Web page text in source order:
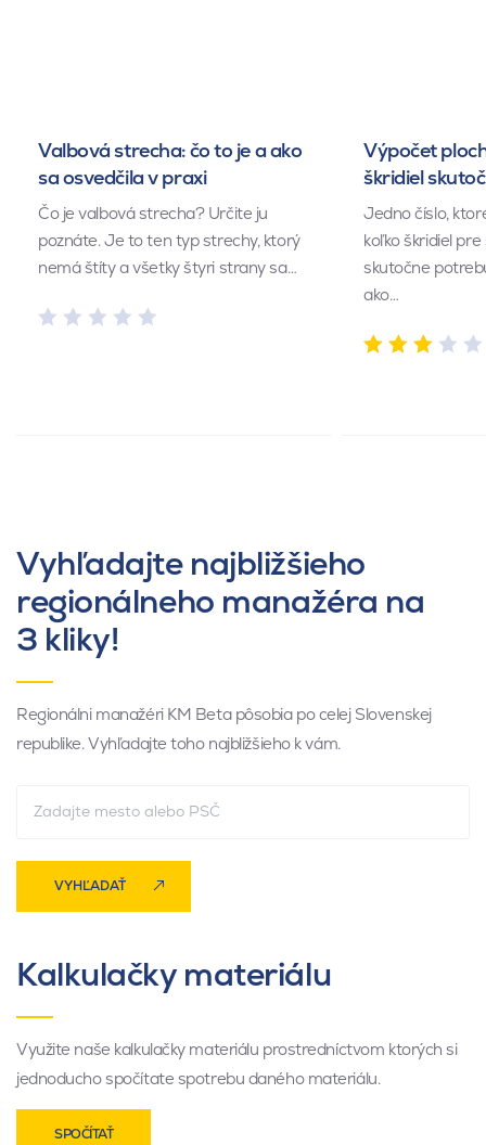
Valbová strecha: čo to je a ako
sa osvedčila v praxi
Čo je valbová strecha? Určite ju
poznáte. Je to ten typ strechy, ktorý
nemá štíty a všetky štyri strany sa…
Výpočet
škridiel
Jedno číslo,
koľko škridiel
skutočne
ako…
Vyhľadajte najbližšieho
regionálneho manažéra na
3 kliky!
Regionálni manažéri KM Beta pôsobia po celej Slovenskej
republike. Vyhľadajte toho najbližšieho k vám.
VYHĽADAŤ
Kalkulačky materiálu
Využite naše kalkulačky materiálu prostredníctvom ktorých si
jednoducho spočítate spotrebu daného materiálu.
SPOČÍTAŤ